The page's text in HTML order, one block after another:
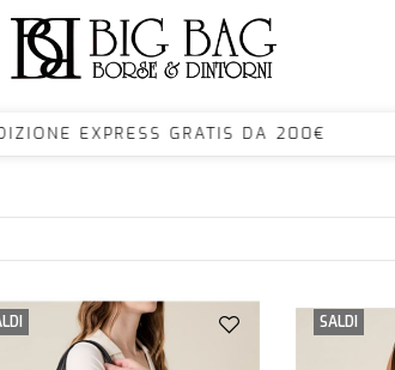
EXPRESS GRATIS DA
SALDI